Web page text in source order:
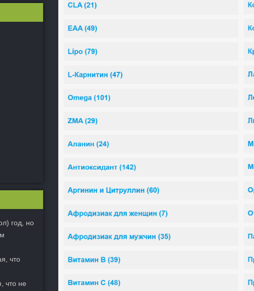
год, но
что
что не